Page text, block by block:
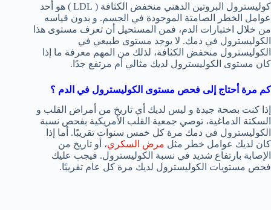
كوليسترول البروتين الدهني منخفض الكثافة ( LDL ) هو أحد
عوامل الخطر الصامتة الموجودة في الجسم. و بدون قياسه
من خلال اختبارات الدم، فمن المستحيل أن تعرف مستوى هذا
الكوليسترول في دمك. لا يوجد مستوى طبيعي في
الكوليسترول منخفض الكثافة، لذلك من المهم معرفة ما إذا
كان مستوى الكوليسترول لديك مثالي أم مرتفع جدًا.
كم مرة أحتاج إلى فحص مستوى الكوليسترول في الدم ؟
إذا كنت بصحة جيدة و ليس لديك أي تاريخ من أمراض القلب و
السكتة الدماغية، توصي جمعية القلب الأمريكية بفحص نسبة
الكوليسترول في دمك مرة كل خمس سنوات تقريبًا. أما إذا
كان لديك عوامل خطر مثل مرض السكري، أو تاريخ من
الإصابة بارتفاع شديد في نسبة الكوليسترول. فيجب عليك
فحص مستويات الكوليسترول لديك مرة كل عام تقريبًا.